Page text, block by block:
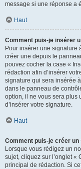
message si une réponse a
Haut
Comment puis-je insérer
Pour insérer une signature
créer une depuis le
pouvez cocher la case «
rédaction afin d’insérer
signature qui sera insérée
dans le panneau de
option, il ne vous sera plus
d’insérer votre signature.
Haut
Comment puis-je créer un
Lorsque vous rédigez un
sujet, cliquez sur l’onglet «
principal de rédaction. Si